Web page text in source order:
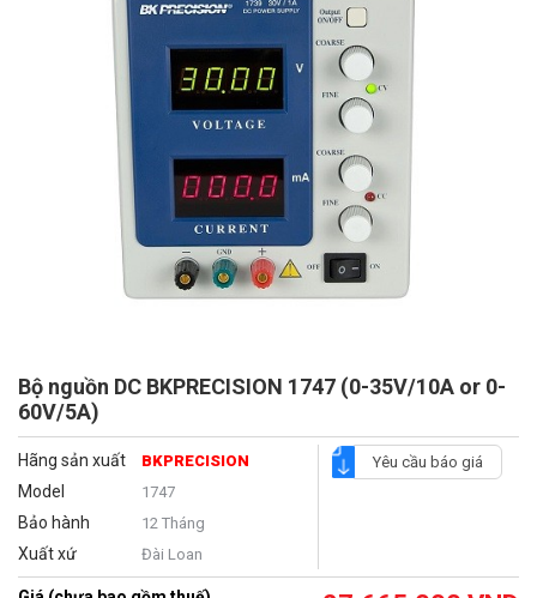
Bộ nguồn DC BKPRECISION 1747 (0-35V/10A or 0-
60V/5A)
Hãng sản xuất BKPRECISION
Model 1747
Bảo hành 12 Tháng
Xuất xứ Đài Loan
Yêu cầu báo giá